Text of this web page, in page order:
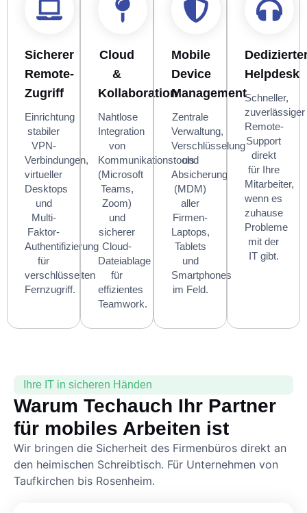
Sicherer
Remote-
Zugriff
Einrichtung
stabiler
VPN-
Verbindungen,
virtueller
Desktops
und
Multi-
Faktor-
Authentifizierung
für
verschlüsselten
Fernzugriff.
Cloud
&
Kollaboration
Nahtlose
Integration
von
Kommunikationstools
(Microsoft
Teams,
Zoom)
und
sicherer
Cloud-
Dateiablage
für
effizientes
Teamwork.
Mobile
Device
Management
Zentrale
Verwaltung,
Verschlüsselung
und
Absicherung
(MDM)
aller
Firmen-
Laptops,
Tablets
und
Smartphones
im Feld.
Helpdesk
Schneller,
zuverlässiger
Remote-
Support
direkt
für Ihre
Mitarbeiter,
wenn es
zuhause
Probleme
mit der
IT gibt.
Ihre IT in sicheren Händen
Warum Techauch Ihr Partner
für mobiles Arbeiten ist
Wir bringen die Sicherheit des Firmenbüros direkt an
den heimischen Schreibtisch. Für Unternehmen von
Taufkirchen bis Rosenheim.